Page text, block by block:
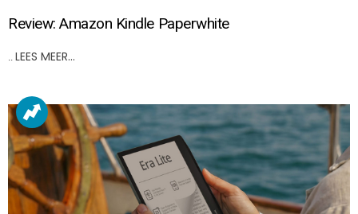
Review: Amazon Kindle Paperwhite
LEES MEER…